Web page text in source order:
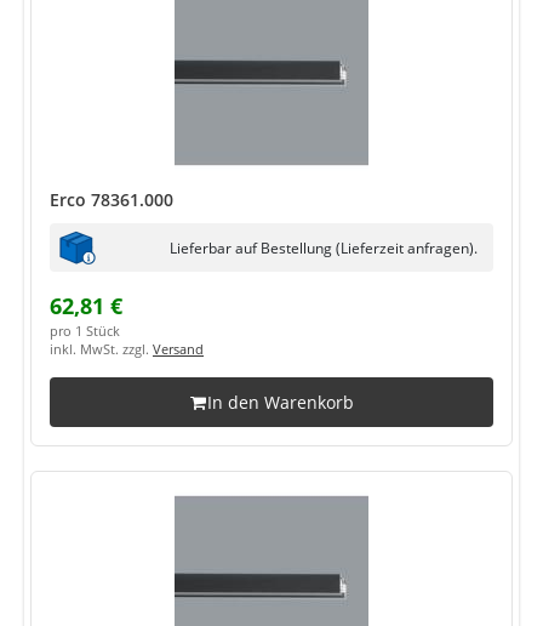
Erco 78361.000
Lieferbar auf Bestellung (Lieferzeit anfragen).
62,81 €
pro 1 Stück
inkl. MwSt. zzgl. Versand
In den Warenkorb